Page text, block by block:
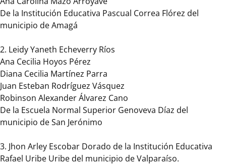
De la Institución Educativa Pascual Correa Flórez del
municipio de Amagá
2. Leidy Yaneth Echeverry Ríos
Ana Cecilia Hoyos Pérez
Diana Cecilia Martínez Parra
Juan Esteban Rodríguez Vásquez
Robinson Alexander Álvarez Cano
De la Escuela Normal Superior Genoveva Díaz del
municipio de San Jerónimo
3. Jhon Arley Escobar Dorado de la Institución Educativa
Rafael Uribe Uribe del municipio de Valparaíso.
de
los
niñas
y
jóvenes,
aportando
a
la
calidad
la
educación